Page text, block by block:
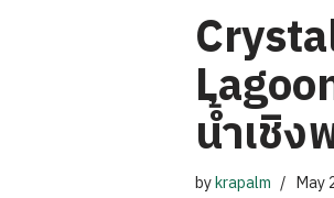
น้ำเชิ
bykrapalm May